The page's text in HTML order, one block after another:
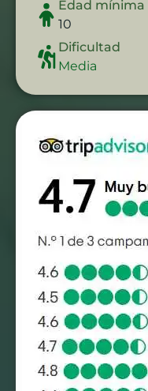
Edad mínima
10
Dificultad
Media